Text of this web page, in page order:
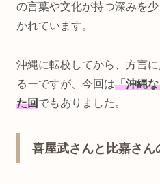
の言葉や文化が持つ深みを
かれています。
沖縄に転校してから、方言
るーですが、今回は「沖縄
た回でもありました。
喜屋武さんと比嘉さん